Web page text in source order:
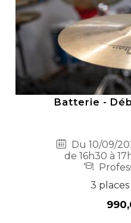
Batterie -
Du 10/09/
de 16h30 à
3